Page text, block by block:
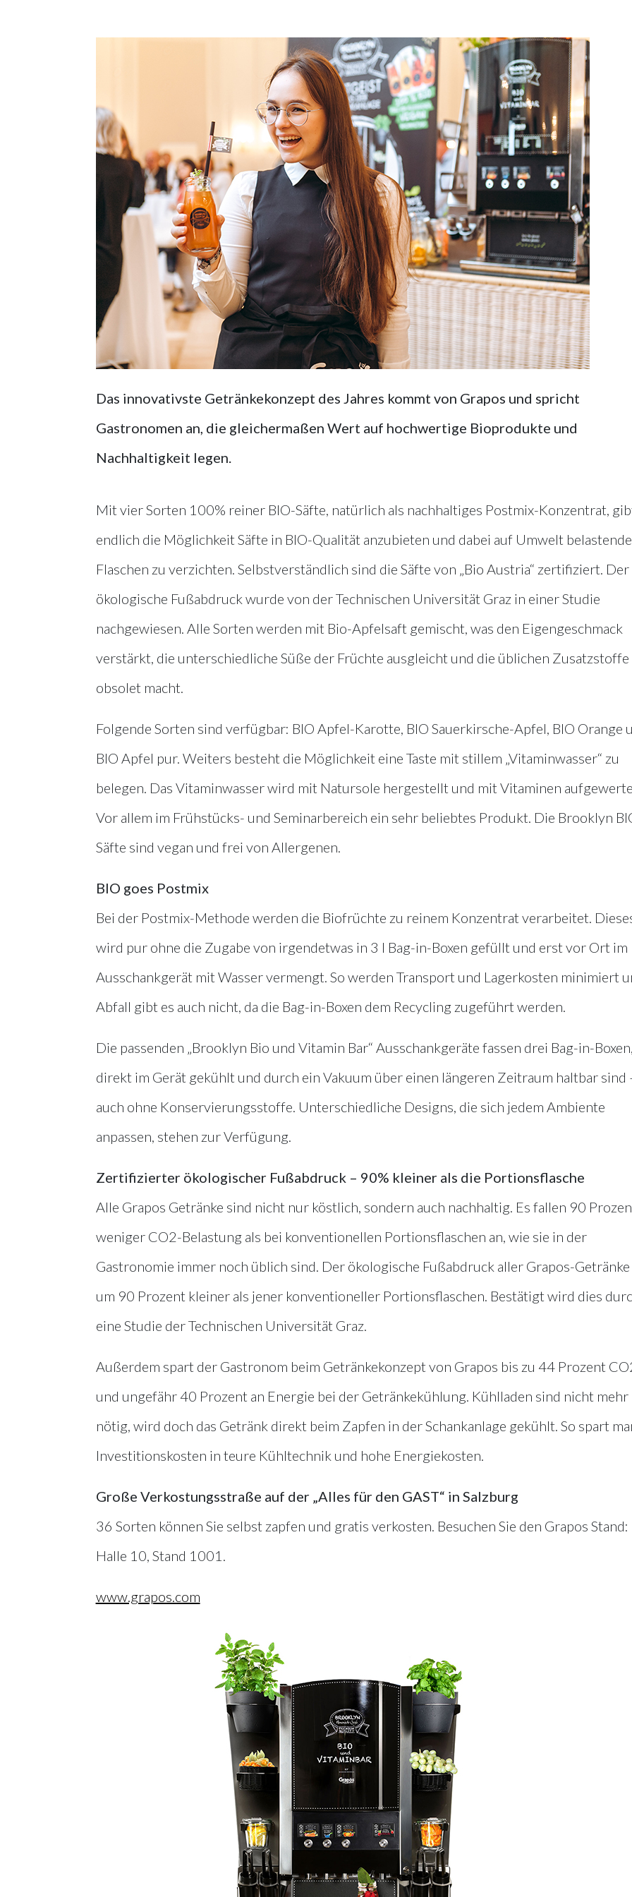
Das innovativste Getränkekonzept des Jahres kommt von Grapos und spricht
Gastronomen an, die gleichermaßen Wert auf hochwertige Bioprodukte und
Nachhaltigkeit legen.
Mit vier Sorten 100% reiner BIO-Säfte, natürlich als nachhaltiges Postmix-Konzentrat,
endlich die Möglichkeit Säfte in BIO-Qualität anzubieten und dabei auf Umwelt belastende
Flaschen zu verzichten. Selbstverständlich sind die Säfte von „Bio Austria“ zertifiziert. Der
ökologische Fußabdruck wurde von der Technischen Universität Graz in einer Studie
nachgewiesen. Alle Sorten werden mit Bio-Apfelsaft gemischt, was den Eigengeschmack
verstärkt, die unterschiedliche Süße der Früchte ausgleicht und die üblichen Zusatzstoffe
obsolet macht.
Folgende Sorten sind verfügbar: BIO Apfel-Karotte, BIO Sauerkirsche-Apfel, BIO Orange
BIO Apfel pur. Weiters besteht die Möglichkeit eine Taste mit stillem „Vitaminwasser“ zu
belegen. Das Vitaminwasser wird mit Natursole hergestellt und mit Vitaminen
Vor allem im Frühstücks- und Seminarbereich ein sehr beliebtes Produkt. Die Brooklyn
Säfte sind vegan und frei von Allergenen.
BIO goes Postmix
Bei der Postmix-Methode werden die Biofrüchte zu reinem Konzentrat verarbeitet.
wird pur ohne die Zugabe von irgendetwas in 3 l Bag-in-Boxen gefüllt und erst vor Ort im
Ausschankgerät mit Wasser vermengt. So werden Transport und Lagerkosten minimiert
Abfall gibt es auch nicht, da die Bag-in-Boxen dem Recycling zugeführt werden.
Die passenden „Brooklyn Bio und Vitamin Bar“ Ausschankgeräte fassen drei Bag-in-
direkt im Gerät gekühlt und durch ein Vakuum über einen längeren Zeitraum haltbar sind
auch ohne Konservierungsstoffe. Unterschiedliche Designs, die sich jedem Ambiente
anpassen, stehen zur Verfügung.
Zertifizierter ökologischer Fußabdruck – 90% kleiner als die Portionsflasche
Alle Grapos Getränke sind nicht nur köstlich, sondern auch nachhaltig. Es fallen 90
weniger CO2-Belastung als bei konventionellen Portionsflaschen an, wie sie in der
Gastronomie immer noch üblich sind. Der ökologische Fußabdruck aller Grapos-
um 90 Prozent kleiner als jener konventioneller Portionsflaschen. Bestätigt wird dies
eine Studie der Technischen Universität Graz.
Außerdem spart der Gastronom beim Getränkekonzept von Grapos bis zu 44 Prozent
und ungefähr 40 Prozent an Energie bei der Getränkekühlung. Kühlladen sind nicht mehr
nötig, wird doch das Getränk direkt beim Zapfen in der Schankanlage gekühlt. So spart
Investitionskosten in teure Kühltechnik und hohe Energiekosten.
Große Verkostungsstraße auf der „Alles für den GAST“ in Salzburg
36 Sorten können Sie selbst zapfen und gratis verkosten. Besuchen Sie den Grapos Stand:
Halle 10, Stand 1001.
www.grapos.com